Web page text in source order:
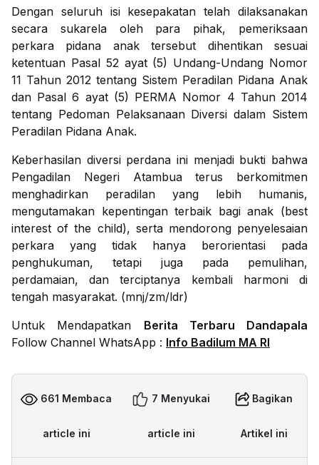
Dengan seluruh isi kesepakatan telah dilaksanakan
secara sukarela oleh para pihak, pemeriksaan
perkara pidana anak tersebut dihentikan sesuai
ketentuan Pasal 52 ayat (5) Undang-Undang Nomor
11 Tahun 2012 tentang Sistem Peradilan Pidana Anak
dan Pasal 6 ayat (5) PERMA Nomor 4 Tahun 2014
tentang Pedoman Pelaksanaan Diversi dalam Sistem
Peradilan Pidana Anak.
Keberhasilan diversi perdana ini menjadi bukti bahwa
Pengadilan Negeri Atambua terus berkomitmen
menghadirkan peradilan yang lebih humanis,
mengutamakan kepentingan terbaik bagi anak (best
interest of the child), serta mendorong penyelesaian
perkara yang tidak hanya berorientasi pada
penghukuman, tetapi juga pada pemulihan,
perdamaian, dan terciptanya kembali harmoni di
tengah masyarakat. (mnj/zm/ldr)
Untuk Mendapatkan Berita Terbaru Dandapala
Follow Channel WhatsApp : Info Badilum MA RI
661 Membaca
article ini
7 Menyukai
article ini
Bagikan
Artikel ini